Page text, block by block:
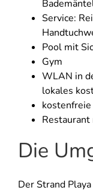
Service:
Pool mit
Gym
WLAN in
lokales
Die
Der Strand